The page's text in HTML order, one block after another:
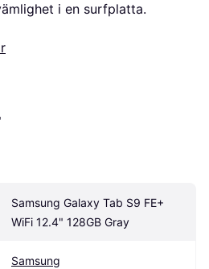
i en surfplatta.
Samsung Galaxy Tab S9 FE+
WiFi 12.4" 128GB Gray
Samsung